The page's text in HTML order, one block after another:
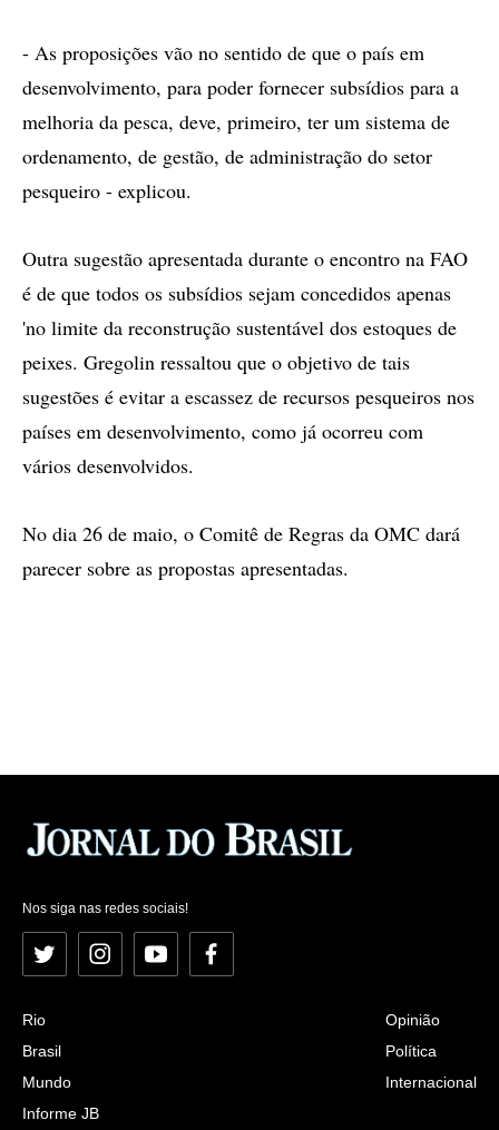
- As proposições vão no sentido de que o país em
desenvolvimento, para poder fornecer subsídios para a
melhoria da pesca, deve, primeiro, ter um sistema de
ordenamento, de gestão, de administração do setor
pesqueiro - explicou.
Outra sugestão apresentada durante o encontro na FAO
é de que todos os subsídios sejam concedidos apenas
'no limite da reconstrução sustentável dos estoques de
peixes. Gregolin ressaltou que o objetivo de tais
sugestões é evitar a escassez de recursos pesqueiros nos
países em desenvolvimento, como já ocorreu com
vários desenvolvidos.
No dia 26 de maio, o Comitê de Regras da OMC dará
parecer sobre as propostas apresentadas.
Nos siga nas redes sociais!
Twitter InstagramYouTubeFacebook
Rio
Brasil
Mundo
Informe JB
Opinião
Política
Internacional